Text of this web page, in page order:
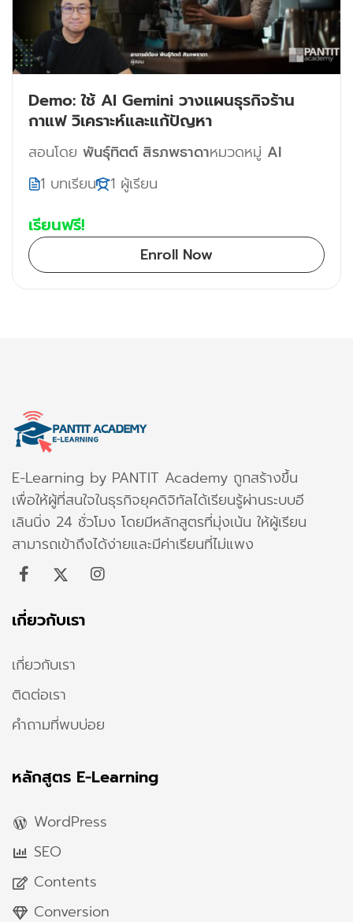
Demo: ใช้ AI Gemini วางแผนธุรกิจร้าน
กาแฟ วิเคราะห์และแก้ปัญหา
สอนโดย พันธุ์ทิตต์ สิรภพธาดาหมวดหมู่ AI
1 บทเรียน
1 ผู้เรียน
เรียนฟรี!
Enroll Now
E-Learning by PANTIT Academy ถูกสร้างขึ้น
เพื่อให้ผู้ที่สนใจในธุรกิจยุคดิจิทัลได้เรียนรู้ผ่านระบบอี
เลินนิ่ง 24 ชั่วโมง โดยมีหลักสูตรที่มุ่งเน้น ให้ผู้เรียน
สามารถเข้าถึงได้ง่ายและมีค่าเรียนที่ไม่แพง
เกี่ยวกับเรา
เกี่ยวกับเรา
ติดต่อเรา
คำถามที่พบบ่อย
หลักสูตร E-Learning
WordPress
SEO
Contents
Conversion